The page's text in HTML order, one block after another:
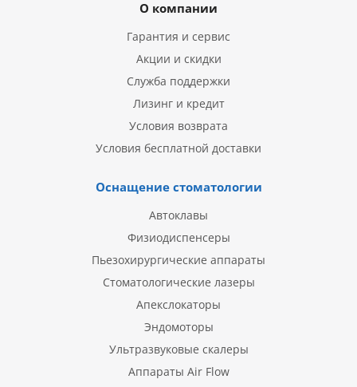
О компании
Гарантия и сервис
Акции и скидки
Служба поддержки
Лизинг и кредит
Условия возврата
Условия бесплатной доставки
Оснащение стоматологии
Автоклавы
Физиодиспенсеры
Пьезохирургические аппараты
Стоматологические лазеры
Апекслокаторы
Эндомоторы
Ультразвуковые скалеры
Аппараты Air Flow